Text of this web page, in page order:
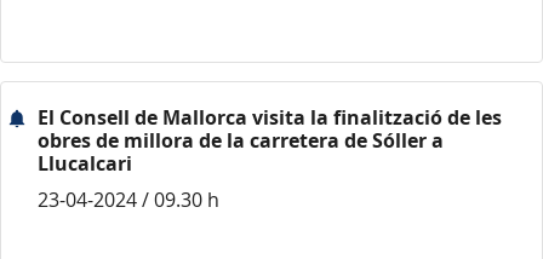
El Consell de Mallorca visita la finalització de les
obres de millora de la carretera de Sóller a
Llucalcari
23-04-2024 / 09.30 h